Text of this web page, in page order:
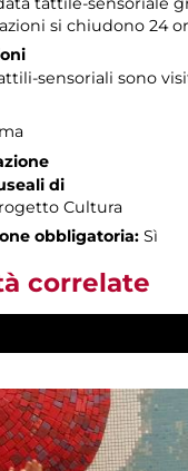
si chiudono 24
sensoriali sono
di
Cultura
obbligatoria: Sì
correlate